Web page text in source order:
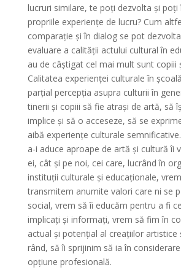
lucruri similare, te poți dezvolta și poți
propriile experiențe de lucru? Cum
comparație și în dialog se pot
evaluare a calității actului cultural în
au de câștigat cel mai mult sunt copiii
Calitatea experienței culturale în
parțial percepția asupra culturii în
tinerii și copiii să fie atrași de artă, să
implice și să o acceseze, să se
aibă experiențe culturale
a-i aduce aproape de artă și cultură îi
ei, cât și pe noi, cei care, lucrând în
instituții culturale și educaționale,
transmitem anumite valori care ni se
social, vrem să îi educăm pentru a fi
implicați și informați, vrem să fim în
actual și potențial al creațiilor artistice
rând, să îi sprijinim să ia în
opțiune profesională.